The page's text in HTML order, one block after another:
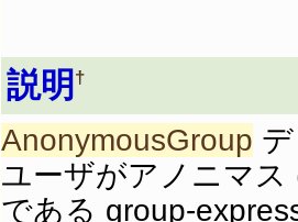
説明 †
AnonymousGroup
ユーザがアノニマ
である group-